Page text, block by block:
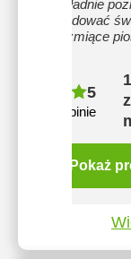
dokładnie
budować
brzmiące
5
3 opinie
Pokaż